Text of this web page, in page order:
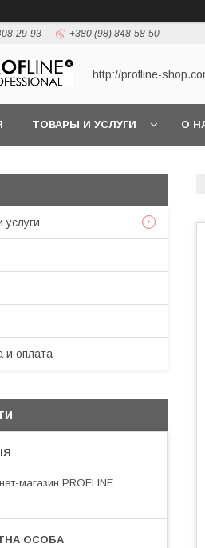
29-93 +380 (98) 848-58-50
http://profline-
ТОВАРЫ И УСЛУГИ О
услуги
и оплата
магазин PROFLINE